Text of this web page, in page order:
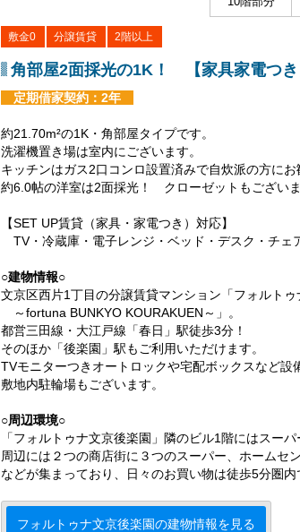
敷金0 分譲賃貸 2階以上
角部屋2面採光の1K！ 【家具家電つき
定期借家契約：2年
約21.70m²の1K・角部屋タイプです。
洗濯機置き場は室内にございます。
キッチンはガス2口コンロ設置済みで自炊派の方にお
約6.0帖の洋室は2面採光！ クローゼットもございま
【SET UP賃貸（家具・家電つき）対応】
TV・冷蔵庫・電子レンジ・ベッド・デスク・チェ
○建物情報○
文京区西片1丁目の分譲賃貸マンション「フォルトゥ
～fortuna BUNKYO KOURAKUEN～」。
都営三田線・大江戸線「春日」駅徒歩3分！
そのほか「後楽園」駅もご利用いただけます。
TVモニターつきオートロックや宅配ボックスなど設
敷地内駐輪場もございます。
○周辺環境○
「フォルトゥナ文京後楽園」隣のビル1階にはスー
周辺には２つの商店街に３つのスーパー、ホームセ
などが集まっており、日々のお買い物は徒歩5分圏
フォルトゥナ文京後楽園の建物情報を見る